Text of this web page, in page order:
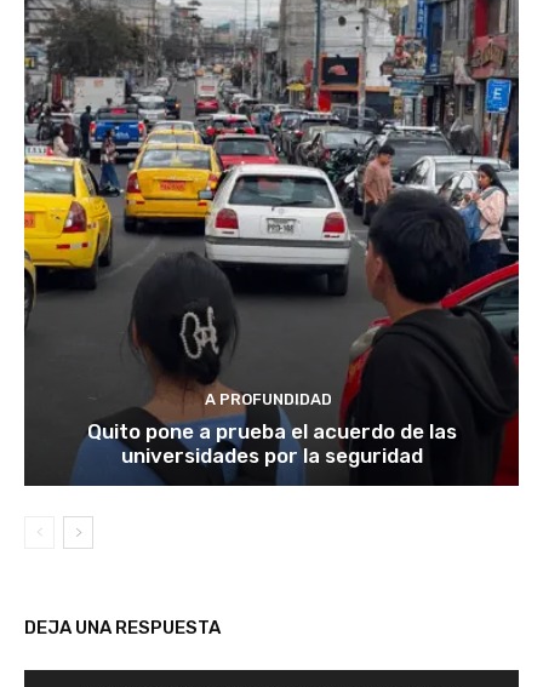
A PROFUNDIDAD
Quito pone a prueba el acuerdo de las
universidades por la seguridad
DEJA UNA RESPUESTA